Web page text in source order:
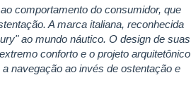
comportamento do consumidor, que
A marca italiana, reconhecida
ao mundo náutico. O design de suas
conforto e o projeto arquitetônico
navegação ao invés de ostentação e